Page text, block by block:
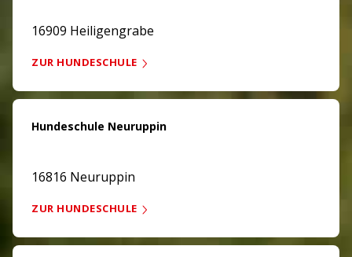
16909 Heiligengrabe
ZUR HUNDESCHULE
Hundeschule Neuruppin
16816 Neuruppin
ZUR HUNDESCHULE